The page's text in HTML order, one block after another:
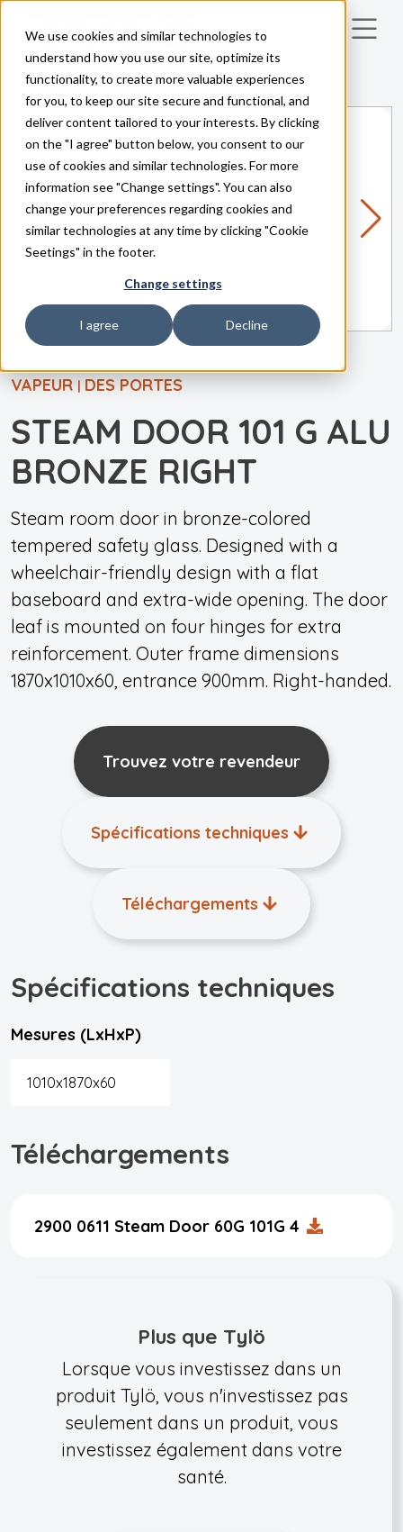
We use cookies and similar technologies to
understand how you use our site, optimize its
functionality, to create more valuable experiences
for you, to keep our site secure and functional, and
deliver content tailored to your interests. By clicking
on the "I agree" button below, you consent to our
use of cookies and similar technologies. For more
information see "Change settings". You can also
change your preferences regarding cookies and
similar technologies at any time by clicking "Cookie
Seetings" in the footer.
Change settings
I agree Decline
Skip to main content
VAPEUR | DES PORTES
STEAM DOOR 101 G ALU
BRONZE RIGHT
Steam room door in bronze-colored
tempered safety glass. Designed with a
wheelchair-friendly design with a flat
baseboard and extra-wide opening. The door
leaf is mounted on four hinges for extra
reinforcement. Outer frame dimensions
1870x1010x60, entrance 900mm. Right-handed.
Trouvez votre revendeur
Spécifications techniques
Téléchargements
Spécifications techniques
Mesures (LxHxP)
1010x1870x60
Téléchargements
2900 0611 Steam Door 60G 101G 4
Plus que Tylö
Lorsque vous investissez dans un
produit Tylö, vous n'investissez pas
seulement dans un produit, vous
investissez également dans votre
santé.